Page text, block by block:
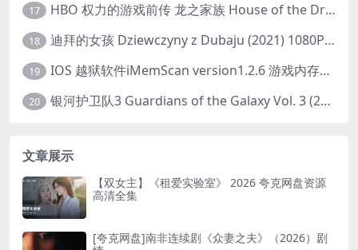
17 HBO 权力的游戏前传 龙之家族 House of the Dragon (2022) 中字 1080P 更新4集
18 迪拜的女孩 Dziewczyny z Dubaju (2021) 1080P 中字
19 IOS 越狱软件iMemScan version1.2.6 游戏内存修改器
20 银河护卫队3 Guardians of the Galaxy Vol. 3 (2023)4K高清资源1080p只分享精品
文章展示
【双女主】《租爱实验室》 2026 夸克网盘资源
高清全集
[夸克网盘]南非连续剧《众妻之夫》（2026）剧